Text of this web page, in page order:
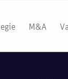
M&A